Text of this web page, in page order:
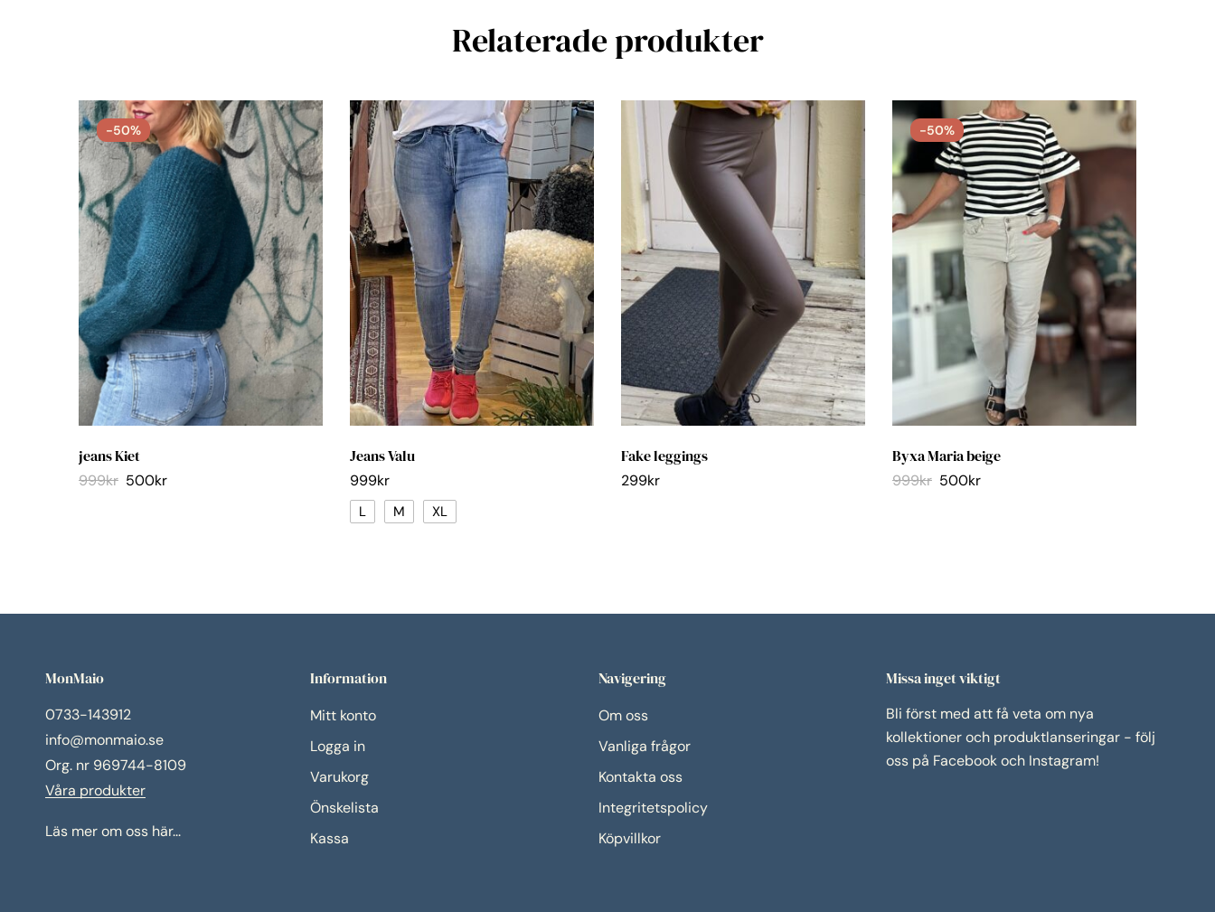
Relaterade produkter
-50%
jeans Kiet
999kr 500kr
Jeans Valu
999kr
L M XL
Fake leggings
299kr
-50%
Byxa Maria beige
999kr 500kr
MonMaio
0733-143912
info@monmaio.se
Org. nr 969744-8109
Våra produkter
Läs mer om oss här...
Information
Mitt konto
Logga in
Varukorg
Önskelista
Kassa
Navigering
Om oss
Vanliga frågor
Kontakta oss
Integritetspolicy
Köpvillkor
Missa inget viktigt
Bli först med att få veta om nya
kollektioner och produktlanseringar - följ
oss på Facebook och Instagram!